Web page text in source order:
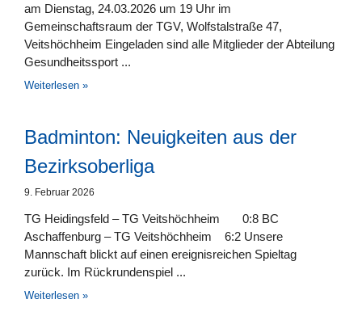
am Dienstag, 24.03.2026 um 19 Uhr im
Gemeinschaftsraum der TGV, Wolfstalstraße 47,
Veitshöchheim Eingeladen sind alle Mitglieder der Abteilung
Gesundheitssport
Weiterlesen »
Badminton: Neuigkeiten aus der
Bezirksoberliga
9. Februar 2026
TG Heidingsfeld – TG Veitshöchheim 0:8 BC
Aschaffenburg – TG Veitshöchheim 6:2 Unsere
Mannschaft blickt auf einen ereignisreichen Spieltag
zurück. Im Rückrundenspiel
Weiterlesen »